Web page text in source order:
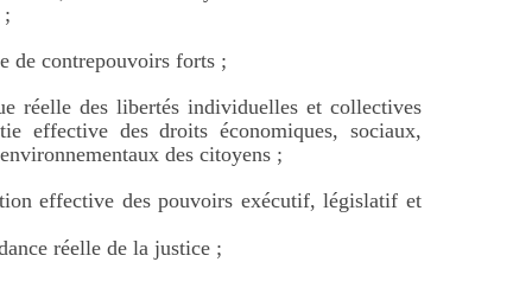
;
de contrepouvoirs forts ;
réelle des libertés individuelles et collectives
effective des droits économiques, sociaux,
des citoyens ;
effective des pouvoirs exécutif, législatif et
réelle de la justice ;